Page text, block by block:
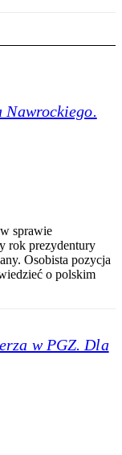
sprawie
rok prezydentury
Osobista pozycja
o polskim
w PGZ. Dla